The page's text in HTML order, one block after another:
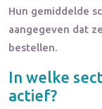
Hun gemiddelde
aangegeven dat
bestellen.
In welke
actief?